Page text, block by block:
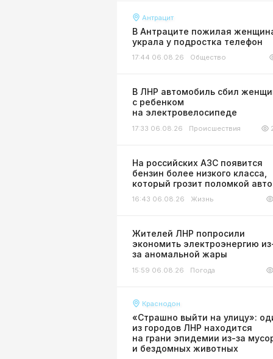
Антрацит
В Антраците пожилая
украла у подростка телефон
17:44 06.08.26 Общество
В ЛНР автомобиль сбил
с ребенком
на электровелосипеде
17:33 06.08.26 Происшествия
На российских АЗС появится
бензин более низкого класса,
который грозит поломкой авто
16:43 06.08.26 Жизнь
Жителей ЛНР попросили
экономить электроэнергию
за аномальной жары
15:59 06.08.26 Погода
Краснодон
«Страшно выйти на улицу»:
из городов ЛНР находится
на грани эпидемии из-за
и бездомных животных